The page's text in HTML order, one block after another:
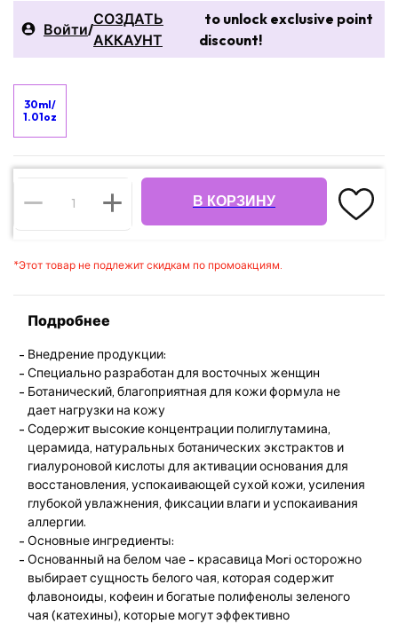
Войти/
СОЗДАТЬ
АККАУНТ
to unlock exclusive point
discount!
30ml/
1.01oz
В КОРЗИНУ
*Этот товар не подлежит скидкам по промоакциям.
Подробнее
Внедрение продукции:
Специально разработан для восточных женщин
Ботанический, благоприятная для кожи формула не
дает нагрузки на кожу
Содержит высокие концентрации полиглутамина,
церамида, натуральных ботанических экстрактов и
гиалуроновой кислоты для активации основания для
восстановления, успокаивающей сухой кожи, усиления
глубокой увлажнения, фиксации влаги и успокаивания
аллергии.
Основные ингредиенты:
Основанный на белом чае - красавица Mori осторожно
выбирает сущность белого чая, которая содержит
флавоноиды, кофеин и богатые полифенолы зеленого
чая (катехины), которые могут эффективно